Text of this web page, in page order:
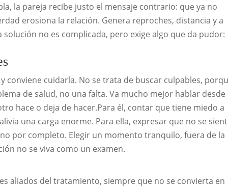
la pareja recibe justo el mensaje contrario: que ya no
erosiona la relación. Genera reproches, distancia y a
solución no es complicada, pero exige algo que da pudor:
conviene cuidarla. No se trata de buscar culpables,
de salud, no una falta. Va mucho mejor hablar desde
hace o deja de hacer.Para él, contar que tiene miedo a
una carga enorme. Para ella, expresar que no se
por completo. Elegir un momento tranquilo, fuera de la
no se viva como un examen.
aliados del tratamiento, siempre que no se convierta en